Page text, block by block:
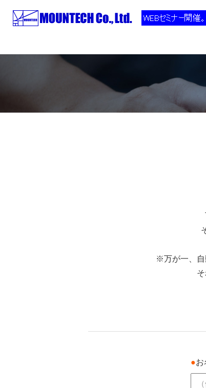
株式会社マウンテック >お問い合わせ(アプリケーション別
※万が一、自
●お